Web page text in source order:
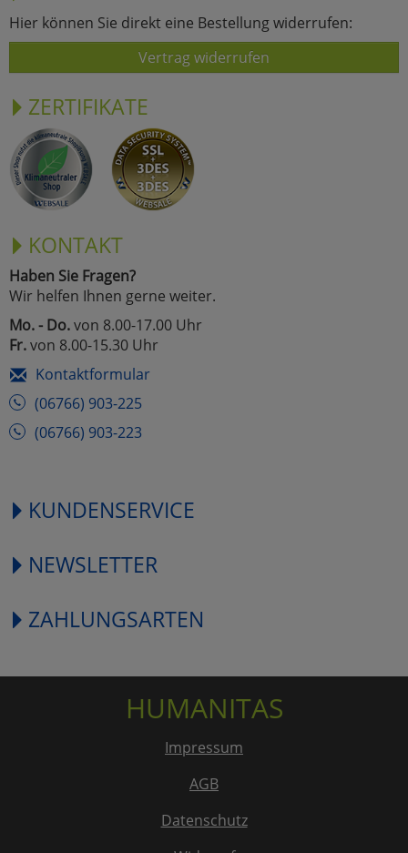
Hier können Sie direkt eine Bestellung widerrufen:
Vertrag widerrufen
ZERTIFIKATE
KONTAKT
Haben Sie Fragen?
Wir helfen Ihnen gerne weiter.
Mo. - Do.von 8.00-17.00 Uhr
Fr.von 8.00-15.30 Uhr
Kontaktformular
(06766) 903-225
(06766) 903-223
KUNDENSERVICE
NEWSLETTER
ZAHLUNGSARTEN
HUMANITAS
Impressum
AGB
Datenschutz